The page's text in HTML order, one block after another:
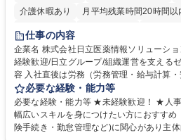
介護休暇あり
月平均残業時間20時間以
住宅手当あり
育休あり
完全週休2日制 交通費支給
仕事の内容
企業名 株式会社日立医薬情報ソリューションズ 求人名 【総務・
経験歓迎/日立グループ/組織運営を支えるゼネラ
容 入社直後は労務（労務管理・給与計算
任せいたします。将来は総務・採用・教育
営を支えるゼネラリストをめざせます。 ・初期業務：労働時間管理、給与
計算、社会保険対応、福利厚生管理、安
します。ご経験に応じて、休職者管理など
必要な経験・能力等
必要な経験・能力等 ★未経験歓迎！ ★人
幅広いスキルを身につけたい方におすすめ！ ■労務管理(給与計算・社
険手続き・勤怠管理など)に関心があり主